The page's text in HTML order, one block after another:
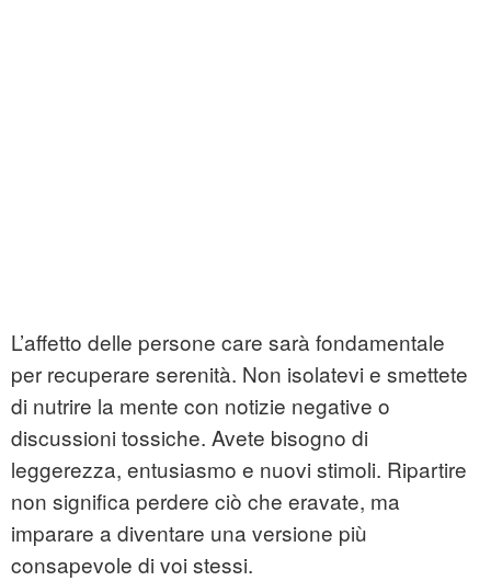
L’affetto delle persone care sarà fondamentale
per recuperare serenità. Non isolatevi e smettete
di nutrire la mente con notizie negative o
discussioni tossiche. Avete bisogno di
leggerezza, entusiasmo e nuovi stimoli. Ripartire
non significa perdere ciò che eravate, ma
imparare a diventare una versione più
consapevole di voi stessi.